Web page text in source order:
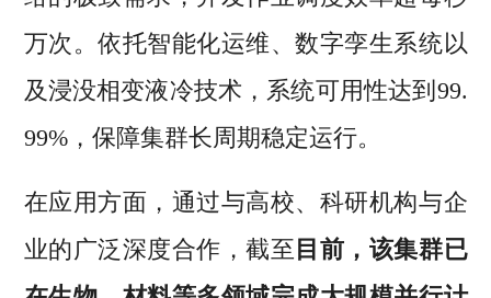
万次。依托智能化运维、数字孪生系统以
及浸没相变液冷技术，系统可用性达到99.
99%，保障集群长周期稳定运行。
在应用方面，通过与高校、科研机构与企
业的广泛深度合作，截至 目前，该集群已